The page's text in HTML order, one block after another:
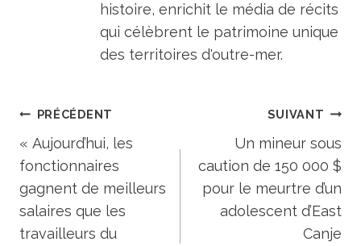
histoire, enrichit le média de récits
qui célèbrent le patrimoine unique
des territoires d'outre-mer.
Navigation
de
l’article
PRÉCÉDENT
« Aujourd’hui, les
fonctionnaires
gagnent de meilleurs
salaires que les
travailleurs du
SUIVANT
Un mineur sous
caution de 150 000 $
pour le meurtre d’un
adolescent d’East
Canje